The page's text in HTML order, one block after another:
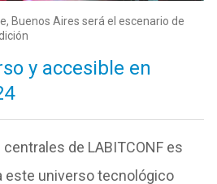
Buenos Aires será el escenario de
y accesible en
de LABITCONF es
este universo tecnológico